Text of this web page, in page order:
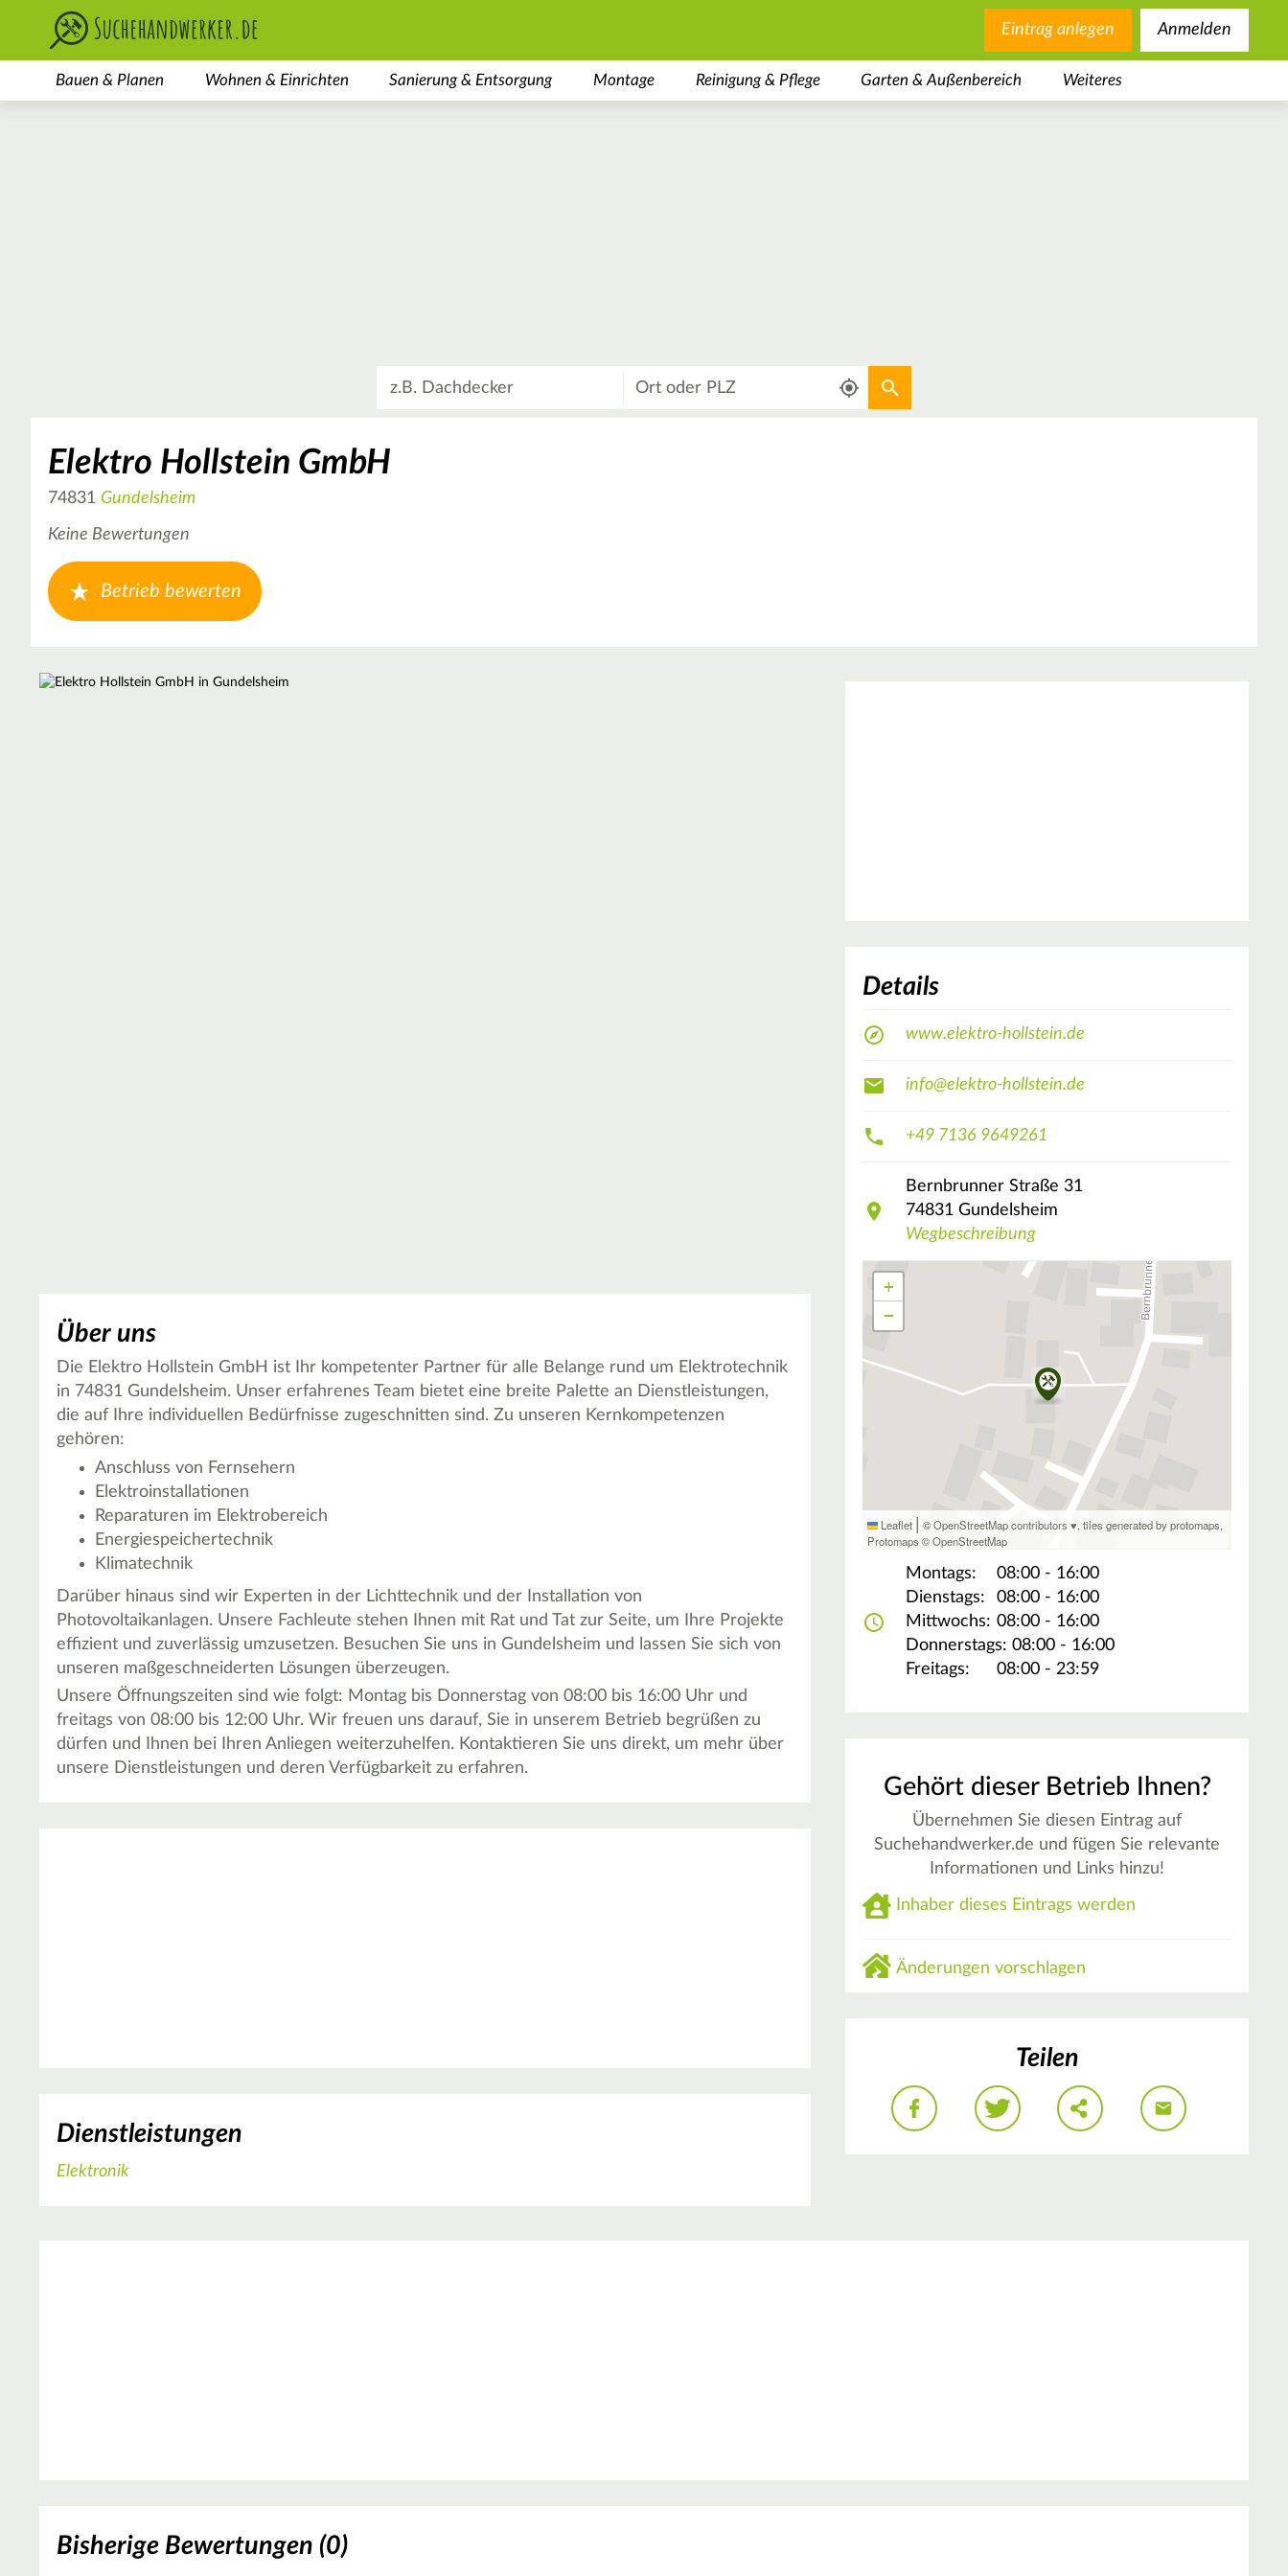
Eintrag anlegen Anmelden
Bauen & Planen Wohnen & Einrichten Sanierung & Entsorgung Montage Reinigung & Pflege Garten & Außenbereich Weiteres
Aktuellen Standort verwenden
Elektro Hollstein GmbH
74831 Gundelsheim
Keine Bewertungen
Betrieb bewerten
Über uns
Die Elektro Hollstein GmbH ist Ihr kompetenter Partner für alle Belange rund um Elektrotechnik
in 74831 Gundelsheim. Unser erfahrenes Team bietet eine breite Palette an Dienstleistungen,
die auf Ihre individuellen Bedürfnisse zugeschnitten sind. Zu unseren Kernkompetenzen
gehören:
Anschluss von Fernsehern
Elektroinstallationen
Reparaturen im Elektrobereich
Energiespeichertechnik
Klimatechnik
Darüber hinaus sind wir Experten in der Lichttechnik und der Installation von
Photovoltaikanlagen. Unsere Fachleute stehen Ihnen mit Rat und Tat zur Seite, um Ihre Projekte
effizient und zuverlässig umzusetzen. Besuchen Sie uns in Gundelsheim und lassen Sie sich von
unseren maßgeschneiderten Lösungen überzeugen.
Unsere Öffnungszeiten sind wie folgt: Montag bis Donnerstag von 08:00 bis 16:00 Uhr und
freitags von 08:00 bis 12:00 Uhr. Wir freuen uns darauf, Sie in unserem Betrieb begrüßen zu
dürfen und Ihnen bei Ihren Anliegen weiterzuhelfen. Kontaktieren Sie uns direkt, um mehr über
unsere Dienstleistungen und deren Verfügbarkeit zu erfahren.
Dienstleistungen
Elektronik
Details
www.elektro-hollstein.de
info@elektro-hollstein.de
+49 7136 9649261
Bernbrunner Straße 31
74831 Gundelsheim
Wegbeschreibung
+
−
Leaflet | © OpenStreetMap contributors ♥,tiles generated by protomaps,
Protomaps ©OpenStreetMap
Montags:
08:00 - 16:00
Dienstags:
08:00 - 16:00
Mittwochs: 08:00 - 16:00
Donnerstags: 08:00 - 16:00
Freitags:
08:00 - 23:59
Gehört dieser Betrieb Ihnen?
Übernehmen Sie diesen Eintrag auf
Suchehandwerker.de und fügen Sie relevante
Informationen und Links hinzu!
Inhaber dieses Eintrags werden
Änderungen vorschlagen
Teilen
Bisherige Bewertungen (0)